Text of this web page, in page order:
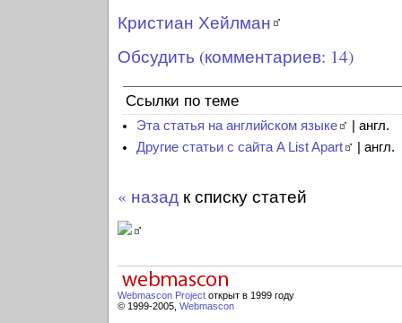
Кристиан Хейлман
Обсудить (комментариев: 14)
Ссылки по теме
Эта статья на английском языке
| англ.
Другие статьи с сайта A List Apart
| англ.
« назад к списку статей
Webmascon Project открыт в 1999 году
© 1999-2005, Webmascon